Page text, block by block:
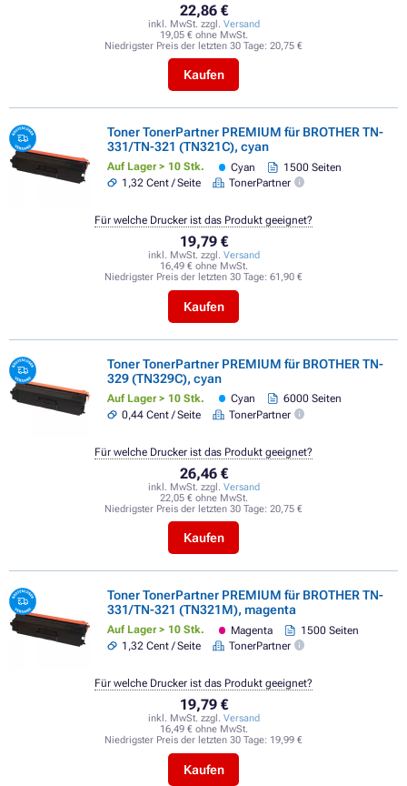
22,86 €
inkl. MwSt. zzgl. Versand
19,05 € ohne MwSt.
Niedrigster Preis der letzten 30 Tage: 20,75 €
Kaufen
Toner TonerPartner PREMIUM für BROTHER TN-
331/TN-321 (TN321C), cyan
Auf Lager > 10 Stk. Cyan
1500 Seiten
1,32 Cent / Seite
TonerPartner
19,79 €
inkl. MwSt. zzgl. Versand
16,49 € ohne MwSt.
Niedrigster Preis der letzten 30 Tage: 61,90 €
Kaufen
Für welche Drucker ist das Produkt geeignet?
Toner TonerPartner PREMIUM für BROTHER TN-
329 (TN329C), cyan
Auf Lager > 10 Stk. Cyan
6000 Seiten
0,44 Cent / Seite
TonerPartner
26,46 €
inkl. MwSt. zzgl. Versand
22,05 € ohne MwSt.
Niedrigster Preis der letzten 30 Tage: 20,75 €
Kaufen
Für welche Drucker ist das Produkt geeignet?
Toner TonerPartner PREMIUM für BROTHER TN-
331/TN-321 (TN321M), magenta
Auf Lager > 10 Stk. Magenta
1500 Seiten
1,32 Cent / Seite
TonerPartner
19,79 €
inkl. MwSt. zzgl. Versand
16,49 € ohne MwSt.
Niedrigster Preis der letzten 30 Tage: 19,99 €
Kaufen
Für welche Drucker ist das Produkt geeignet?